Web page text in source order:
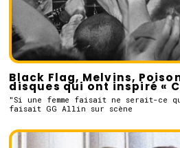
Black Flag, Melvins,
disques qui ont inspiré «
"Si une femme faisait ne serait-ce
faisait GG Allin sur scène